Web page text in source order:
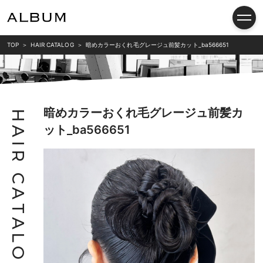
TOP HAIR CATALOG 暗めカラーおくれ毛グレージュ前髪カット_ba566651
H
A
I
R
C
A
T
A
L
O
暗めカラーおくれ毛グレージュ前髪カ
ット_ba566651